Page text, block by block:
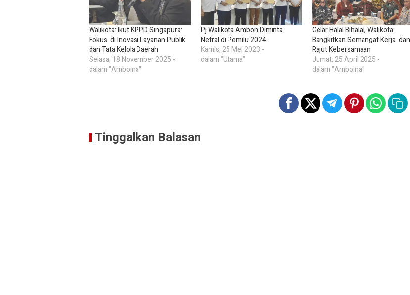
Walikota: Ikut KPPD Singapura:
Fokus di Inovasi Layanan Publik
dan Tata Kelola Daerah
Selasa, 18 November 2025 -
dalam "Amboina"
Pj Walikota Ambon Diminta
Netral di Pemilu 2024
Kamis, 25 Mei 2023 -
dalam "Utama"
Gelar Halal Bihalal, Walikota:
Bangkitkan Semangat Kerja dan
Rajut Kebersamaan
Jumat, 25 April 2025 -
dalam "Amboina"
Tinggalkan Balasan